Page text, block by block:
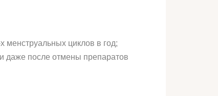
менструальных циклов в год;
даже после отмены препаратов